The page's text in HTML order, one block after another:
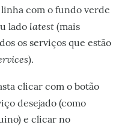
com o fundo verde
lado latest (mais
os serviços que estão
).
clicar com o botão
desejado (como
e clicar no